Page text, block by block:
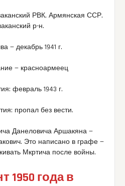
РВК, Армянская ССР,
р-н.
— декабрь 1941 г.
— красноармеец
февраль 1943 г.
пропал без вести.
Данеловича Аршакяна —
Это написано в графе —
Мкртича после войны.
1950 года в